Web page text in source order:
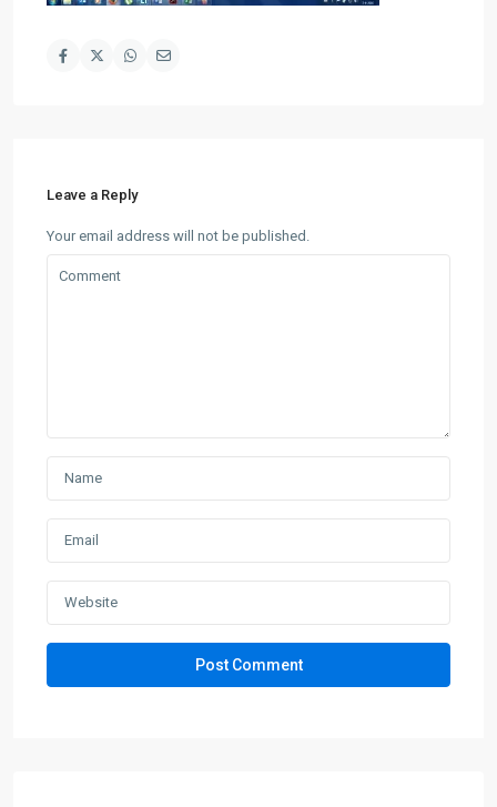
Leave a Reply
Your email address will not be published.